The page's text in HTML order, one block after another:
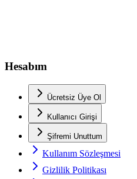
Hesabım
Ücretsiz Üye Ol
Kullanıcı Girişi
Şifremi Unuttum
Kullanım Sözleşmesi
Gizlilik Politikası